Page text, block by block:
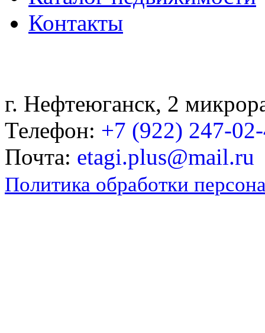
Контакты
г. Нефтеюганск, 2
Телефон: +7 (922) 247-
Почта: etagi.plus@mail.ru
Политика обработки